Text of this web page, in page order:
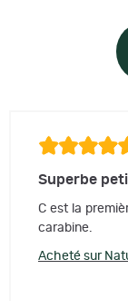
Superbe
C est la
carabine.
Acheté sur